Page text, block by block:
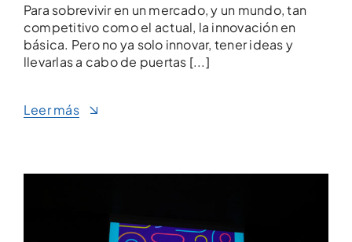
Para sobrevivir en un mercado, y un mundo, tan
competitivo como el actual, la innovación en
básica. Pero no ya solo innovar, tener ideas y
llevarlas a cabo de puertas [...]
Leer más